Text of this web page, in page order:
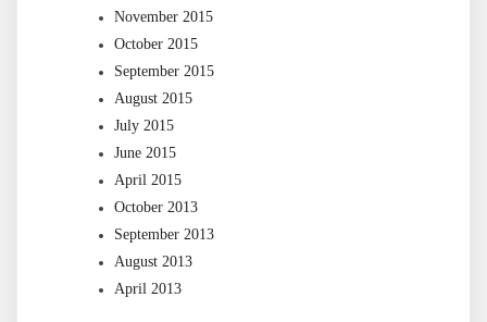
November 2015
October 2015
September 2015
August 2015
July 2015
June 2015
April 2015
October 2013
September 2013
August 2013
April 2013